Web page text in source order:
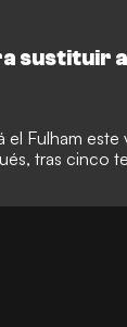
sustituir
el Fulham
tras cinco
el «Special
el mando